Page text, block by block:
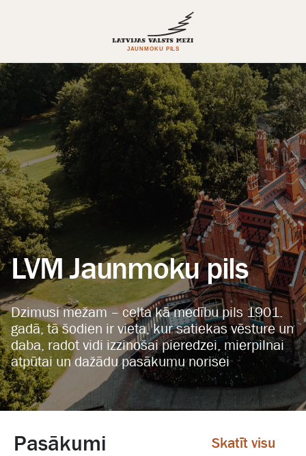
LVM Jaunmoku pils
Dzimusi mežam – celta kā medību pils 1901.
gadā, tā šodien ir vieta, kur satiekas vēsture un
daba, radot vidi izzinošai pieredzei, mierpilnai
atpūtai un dažādu pasākumu norisei
Pasākumi Skatīt visu